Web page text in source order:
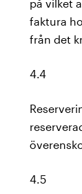
på vilket
faktura
från det
4.4
4.5